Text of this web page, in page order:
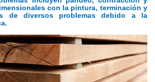
con la pintura, terminación y
de diversos problemas debido a la